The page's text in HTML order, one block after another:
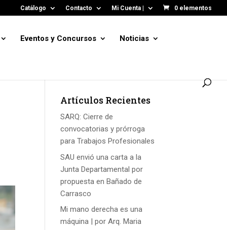
Catálogo Contacto Mi Cuenta | 0 elementos
Eventos y Concursos Noticias
Artículos Recientes
SARQ: Cierre de
convocatorias y prórroga
para Trabajos Profesionales
SAU envió una carta a la
Junta Departamental por
propuesta en Bañado de
Carrasco
Mi mano derecha es una
máquina | por Arq. Maria